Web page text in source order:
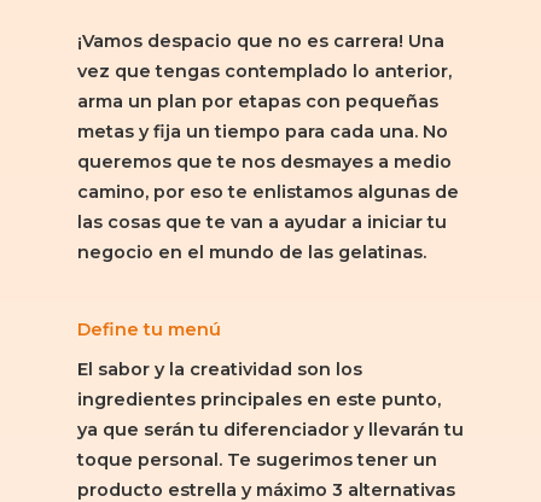
¡Vamos despacio que no es carrera! Una
vez que tengas contemplado lo anterior,
arma un plan por etapas con pequeñas
metas y fija un tiempo para cada una. No
queremos que te nos desmayes a medio
camino, por eso te enlistamos algunas de
las cosas que te van a ayudar a iniciar tu
negocio en el mundo de las gelatinas.
Define tu menú
El sabor y la creatividad son los
ingredientes principales en este punto,
ya que serán tu diferenciador y llevarán tu
toque personal. Te sugerimos tener un
producto estrella y máximo 3 alternativas